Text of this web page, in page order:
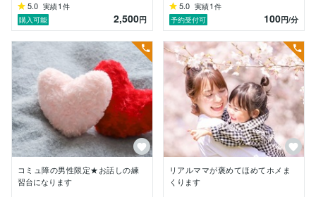
28歳　次男出産
29歳　ADHD・双極性障害と診断される
30歳　三男出産
31歳　株式投資を始める
5.0 実績1 件
購入可能
2,500円
5.0 実績1 件
予約受付可
100円/分
コミュ障の男性限定★お話しの練
習台になります
リアルママが褒めてほめてホメま
くります